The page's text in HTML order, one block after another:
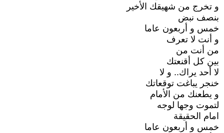
و تخرج من شهيقك الأخير
بنصف نبض
خمس و أربعون عاما
و أنت لا تعرف
من أنت من
بين كل أقنعتك
لا أحد يراك.. و لا
خنجر يباغت توقعاتك
و يطعنك من الأمام
لتموت وجها لوجه
امام الحقيقة
خمس و أربعون عاما